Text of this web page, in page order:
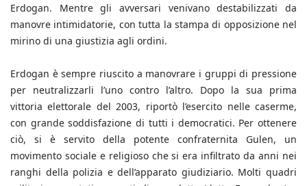
Erdogan. Mentre gli avversari venivano destabilizzati da
manovre intimidatorie, con tutta la stampa di opposizione nel
mirino di una giustizia agli ordini.
Erdogan è sempre riuscito a manovrare i gruppi di pressione
per neutralizzarli l’uno contro l’altro. Dopo la sua prima
vittoria elettorale del 2003, riportò l’esercito nelle caserme,
con grande soddisfazione di tutti i democratici. Per ottenere
ciò, si è servito della potente confraternita Gulen, un
movimento sociale e religioso che si era infiltrato da anni nei
ranghi della polizia e dell’apparato giudiziario. Molti quadri